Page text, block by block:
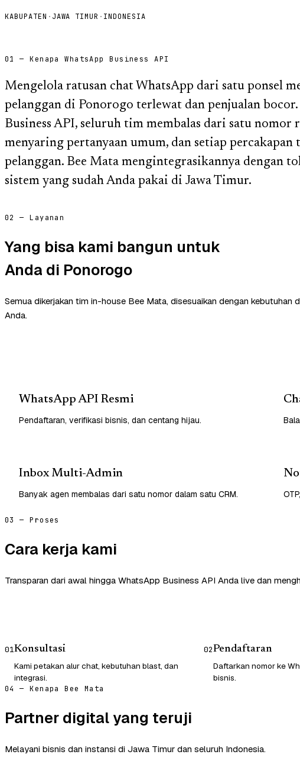
KABUPATEN · JAWA TIMUR · INDONESIA
01 — Kenapa WhatsApp Business API
Mengelola ratusan chat WhatsApp dari satu ponsel
pelanggan di Ponorogo terlewat dan penjualan
Business API, seluruh tim membalas dari satu nomor
menyaring pertanyaan umum, dan setiap percakapan
pelanggan. Bee Mata mengintegrasikannya dengan
sistem yang sudah Anda pakai di Jawa Timur.
02 — Layanan
Yang bisa kami bangun untuk
Anda di Ponorogo
Semua dikerjakan tim in-house Bee Mata, disesuaikan dengan kebutuhan
Anda.
WhatsApp API Resmi
Pendaftaran, verifikasi bisnis, dan centang hijau.
Inbox Multi-Admin
Banyak agen membalas dari satu nomor dalam satu CRM.
03 — Proses
Cara kerja kami
Transparan dari awal hingga WhatsApp Business API Anda live dan
01Konsultasi
Kami petakan alur chat, kebutuhan blast, dan
integrasi.
02Pendaftaran
Daftarkan nomor ke
bisnis.
04 — Kenapa Bee Mata
Partner digital yang teruji
Melayani bisnis dan instansi di Jawa Timur dan seluruh Indonesia.